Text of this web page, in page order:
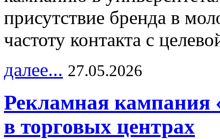
присутствие бренда в
частоту контакта с
далее... 27.05.2026
Рекламная кампания
в торговых центрах